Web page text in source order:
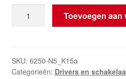
Hoogteversteller
Peugeot
6554T7
Toevoegen aan
SKU: 6250-N5_K15a
Categorieën: Drivers en